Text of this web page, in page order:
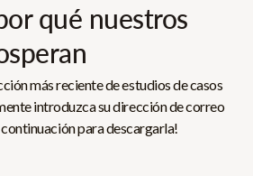
qué nuestros
más reciente de estudios de casos
introduzca su dirección de correo
para descargarla!